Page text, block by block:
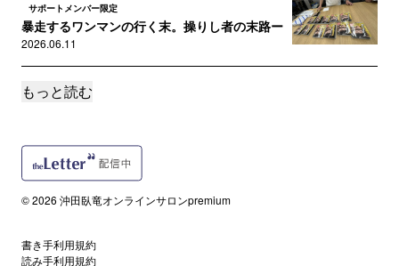
サポートメンバー限定
暴走するワンマンの行く末。操りし者の末路ー
2026.06.11
サポートメンバー限定
2026.06.09
【徹底解説】工藤會に何が起きたのか？ 絶対
2026.04.17
もっと読む
© 2026 沖田臥竜オンラインサロンpremium
書き手利用規約
読み手利用規約